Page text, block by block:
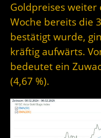
Goldpreises
Woche bereits die
bestätigt wurde,
kräftig aufwärts.
bedeutet ein
(4,67 %).